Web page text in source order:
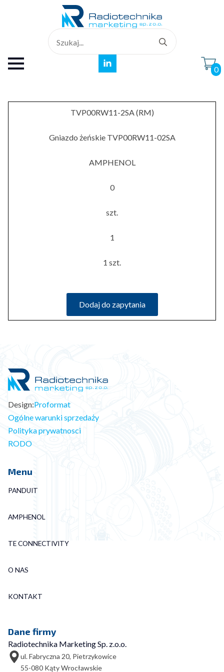
for:
0
TVP00RW11-2SA (RM)
Gniazdo żeńskie TVP00RW11-02SA
AMPHENOL
0
szt.
1
1 szt.
Dodaj do zapytania
Design:Proformat
Ogólne warunki sprzedaży
Polityka prywatnosci
RODO
Menu
PANDUIT
AMPHENOL
TE CONNECTIVITY
O NAS
KONTAKT
Dane firmy
Radiotechnika Marketing Sp. z.o.o.
ul. Fabryczna 20, Pietrzykowice
55-080 Kąty Wrocławskie